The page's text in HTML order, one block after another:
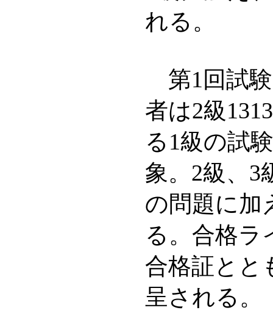
れる。
第1回試験
者は2級
る1級の試
象。2級、3
の問題に加
る。合格ラ
合格証とと
呈される。